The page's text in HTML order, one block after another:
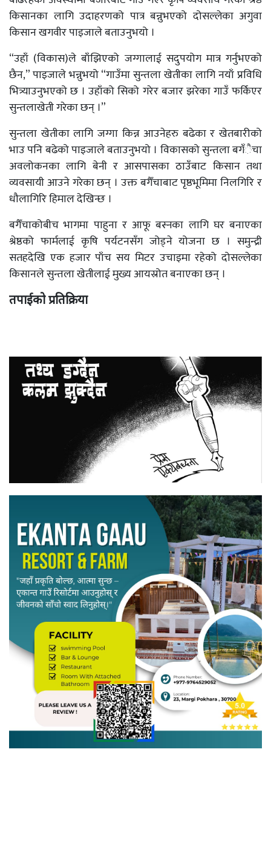
किसानका लागि उदाहरणको पात्र बन्नुभएको दोसल्लेका अगुवा
किसान खगवीर पाइजाले बताउनुभयो ।
“उहाँ (विकास)ले बाँझिएको जग्गालाई सदुपयोग मात्र गर्नुभएको
छैन,” पाइजाले भन्नुभयो “गाउँमा सुन्तला खेतीका लागि नयाँ प्रविधि
भित्र्याउनुभएको छ । उहाँको सिको गरेर बजार झरेका गाउँ फर्किएर
सुन्तलाखेती गरेका छन् ।”
सुन्तला खेतीका लागि जग्गा किन्न आउनेहरु बढेका र खेतबारीको
भाउ पनि बढेको पाइजाले बताउनुभयो । विकासको सुन्तला बगँैचा
अवलोकनका लागि बेनी र आसपासका ठाउँबाट किसान तथा
व्यवसायी आउने गरेका छन् । उक्त बगैँचाबाट पृष्ठभूमिमा निलगिरि र
धौलागिरि हिमाल देखिन्छ ।
बगैँचाकोबीच भागमा पाहुना र आफू बस्नका लागि घर बनाएका
श्रेष्ठको फार्मलाई कृषि पर्यटनसँग जोड्ने योजना छ । समुन्द्री
सतहदेखि एक हजार पाँच सय मिटर उचाइमा रहेको दोसल्लेका
किसानले सुन्तला खेतीलाई मुख्य आयस्रोत बनाएका छन् ।
तपाईको प्रतिक्रिया